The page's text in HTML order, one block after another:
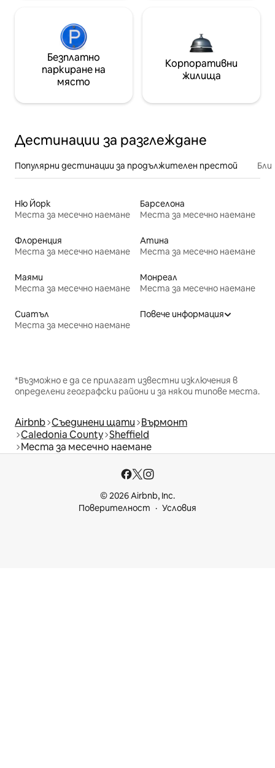
Безплатно
паркиране на
място
Корпоративни
жилища
Дестинации за разглеждане
Популярни дестинации за продължителен престой
Ню Йорк
Места за месечно наемане
Барселона
Места за месечно наемане
Флоренция
Места за месечно наемане
Атина
Места за месечно наемане
Маями
Места за месечно наемане
Монреал
Места за месечно наемане
Сиатъл
Места за месечно наемане
Повече информация
*Възможно е да се прилагат известни изключения в
определени географски райони и за някои типове места.
Airbnb Съединени щати Върмонт
Caledonia County Sheffield
Места за месечно наемане
© 2026 Airbnb, Inc.
Поверителност
Условия